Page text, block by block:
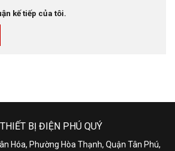
kế tiếp của tôi.
BỊ ĐIỆN PHÚ QUÝ
Hóa, Phường Hòa Thạnh, Quận Tân Phú,